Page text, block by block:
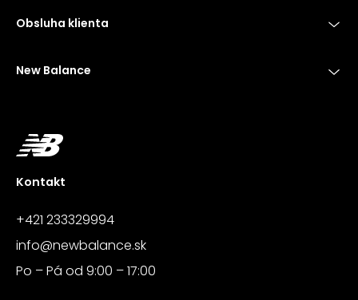
Obsluha klienta
New Balance
Kontakt
+421 233329994
info@newbalance.sk
Po – Pá od 9:00 – 17:00